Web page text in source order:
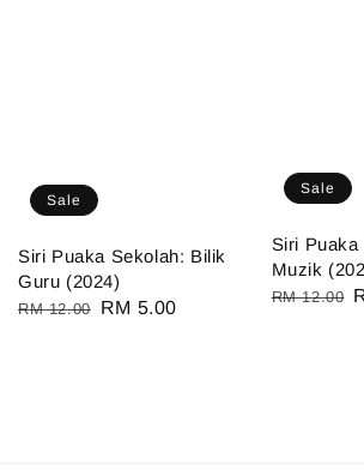
Sale
Siri Puaka Sekolah: Bilik
Guru (2024)
Regular
RM 12.00
Sale
RM 5.00
Sale
Siri Puaka
Muzik
Regular
RM 12.00